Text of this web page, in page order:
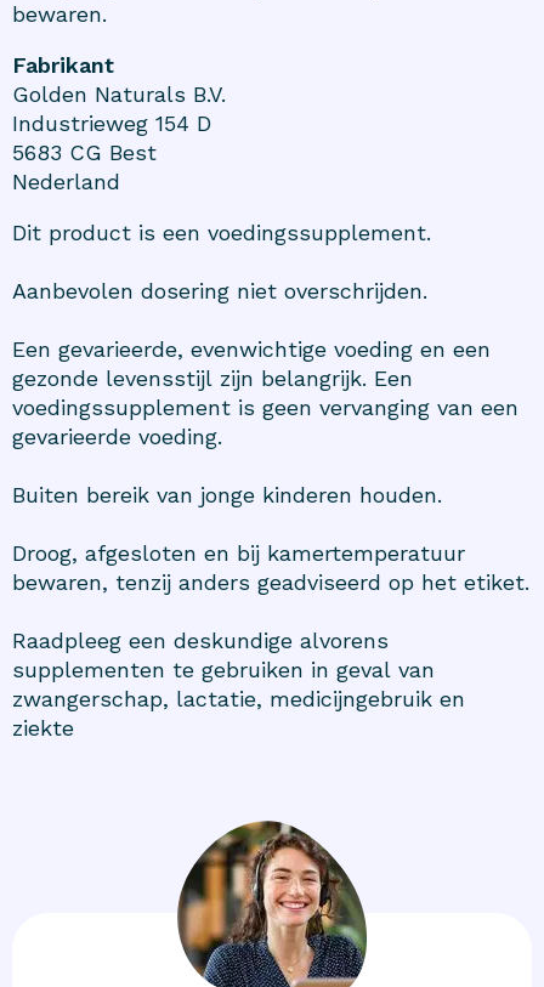
bewaren.
Fabrikant
Golden Naturals B.V.
Industrieweg 154 D
5683 CG Best
Nederland
Dit product is een voedingssupplement.
Aanbevolen dosering niet overschrijden.
Een gevarieerde, evenwichtige voeding en een
gezonde levensstijl zijn belangrijk. Een
voedingssupplement is geen vervanging van een
gevarieerde voeding.
Buiten bereik van jonge kinderen houden.
Droog, afgesloten en bij kamertemperatuur
bewaren, tenzij anders geadviseerd op het etiket.
Raadpleeg een deskundige alvorens
supplementen te gebruiken in geval van
zwangerschap, lactatie, medicijngebruik en
ziekte